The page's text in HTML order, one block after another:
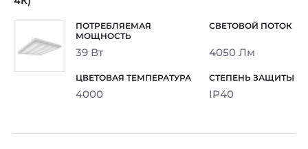
39 Вт 4050 Лм
4000 IP40